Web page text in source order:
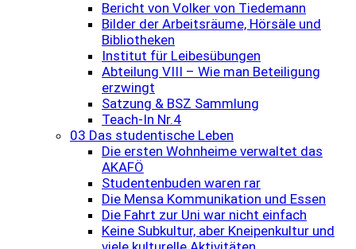
Bericht von Volker von Tiedemann
Bilder der Arbeitsräume, Hörsäle und
Bibliotheken
Institut für Leibesübungen
Abteilung VIII – Wie man Beteiligung
erzwingt
Satzung & BSZ Sammlung
Teach-In Nr.4
03 Das studentische Leben
Die ersten Wohnheime verwaltet das
AKAFÖ
Studentenbuden waren rar
Die Mensa Kommunikation und Essen
Die Fahrt zur Uni war nicht einfach
Keine Subkultur, aber Kneipenkultur und